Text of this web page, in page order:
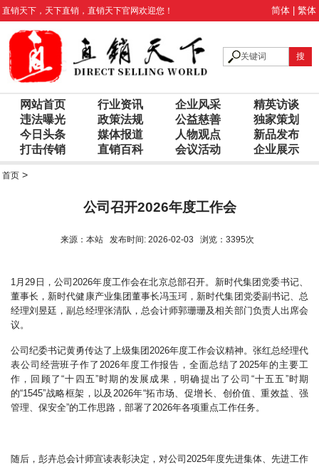
直销天下 ， 天下直销 ， 直销天下官网欢迎您！ 简体 繁体
网站首页 行业资讯 企业风采
精英访谈
违法曝光
政策法规 公益慈善
独家策划
今日头条
媒体报道 人物观点
新品发布
打击传销
直销百科 会议活动 企业展示
首页 >
公司召开2026年度工作会
来源：本站 发布时间: 2026-02-03 浏览：3395次
1月29日，公司2026年度工作会在北京总部召开。新时代集团党委书记、
董事长，新时代健康产业集团董事长冯玉珂，新时代集团党委副书记、总
经理刘昱廷，副总经理张清队，总会计师郭珊珊及相关部门负责人出席会
议。
公司纪委书记黄勇传达了上级集团2026年度工作会议精神。张红总经理代
表公司经营班子作了2026年度工作报告，全面总结了2025年的主要工
作，回顾了“十四五”时期的发展成果，明确提出了公司“十五五”时期
的“1545”战略框架，以及2026年“拓市场、促增长、创价值、重效益、强
管理、保安全”的工作思路，部署了2026年各项重点工作任务。
随后，彭卉总会计师宣读表彰决定，对公司2025年度先进集体、先进工作